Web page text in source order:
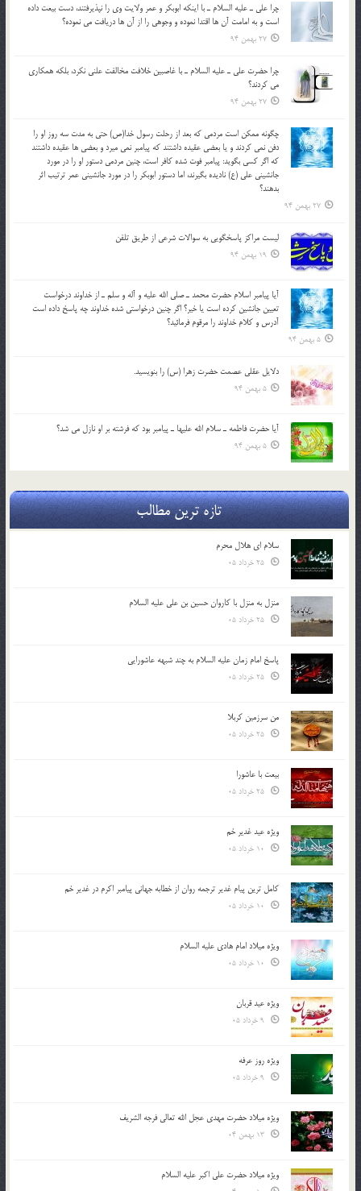
چرا علي ـ عليه السلام ـ با اينكه ابوبكر و عمر ولايت وي را نپذيرفتند، دست بيعت داده
است و به امامت آن ها اقتدا نموده و وجوهي را از آن ها دريافت مي نموده؟
27 بهمن 94
چرا حضرت علي ـ عليه السلام ـ با غاصبين خلافت مخالفت علني نکرد، بلكه همكاري
مي کردند؟
27 بهمن 94
چگونه ممكن است مردمي كه بعد از رحلت رسول خدا(ص) حتی به مدت سه روز او را
دفن نمي كردند و یا بعضي عقيده داشتند كه پيامبر نمي ميرد و بعضي ها عقيده داشتند
كه اگر كسي بگويد: پيامبر فوت شده كافر است، چنین مردمی دستور او را در مورد
جانشيني علي (ع) ناديده بگيرند، اما دستور ابوبكر را در مورد جانشيني عمر ترتیب اثر
بدهند؟
27 بهمن 94
لیست مراکز پاسخگویی به سوالات شرعی از طریق تلفن
19 بهمن 94
آيا پيامبر اسلام حضرت محمد ـ صلي الله عليه و آله و سلم ـ از خداوند درخواست
تعيين جانشين کرده است يا خير؟ اگر چنين درخواستي شده خداوند چه پاسخ داده است
آدرس و کلام خداوند را مرقوم فرمائيد؟
5 بهمن 94
دلايل عقلي عصمت حضرت زهرا (س) را بنويسيد.
5 بهمن 94
آيا حضرت فاطمه ـ سلام الله عليها ـ پيامبر بود كه فرشته بر او نازل مي شد؟
5 بهمن 94
تازه ترین مطالب
سلام ای هلال محرم
منزل به منزل با کاروان حسین بن علی علیه السلام
پاسخ امام زمان علیه السلام به چند شبهه عاشورایی
من سرزمین کربلا
بیعت با عاشورا
ویژه عید غدیر خم
کامل ترین پیام غدیر ترجمه روان از خطابه جهانی پیامبر اکرم در غدیر خم
ویژه میلاد امام هادی علیه السلام
ویژه عید قربان
ویژه روز عرفه
ویژه میلاد حضرت مهدی عجل الله تعالی فرجه الشريف
ویژه میلاد حضرت علی اکبر علیه السلام